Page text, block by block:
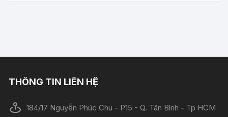
THÔNG TIN LIÊN HỆ
184/17 Nguyễn Phúc Chu - P15 - Q. Tân Bình - Tp HCM